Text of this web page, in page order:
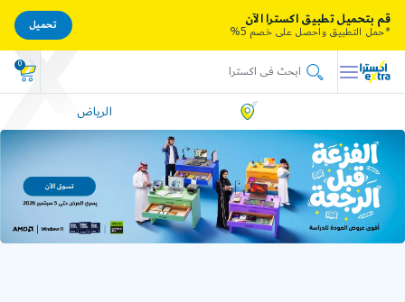
0
الرياض
قم بتحميل تطبيق اكسترا الآن
*حمل التطبيق واحصل على خصم 5%
تحميل